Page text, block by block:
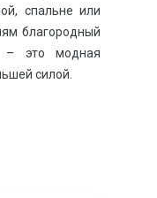
спальне или
благородный
– это модная
силой.